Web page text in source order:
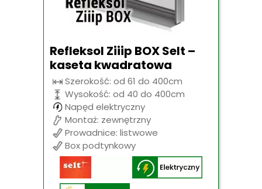
Refleksol Ziiip BOX Selt –
kaseta kwadratowa
Szerokość: od 61 do 400cm
Wysokość: od 40 do 400cm
Napęd elektryczny
Montaż: zewnętrzny
Prowadnice: listwowe
Box podtynkowy